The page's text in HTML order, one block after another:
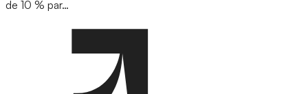
de 10 % par…